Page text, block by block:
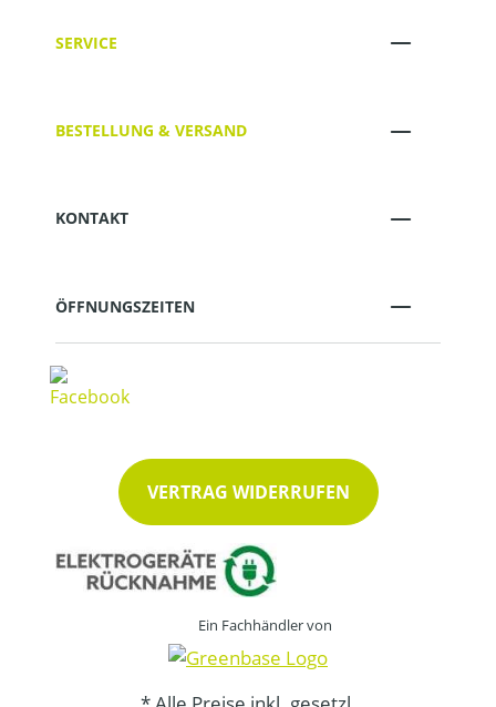
SERVICE
BESTELLUNG & VERSAND
KONTAKT
ÖFFNUNGSZEITEN
VERTRAG WIDERRUFEN
Ein Fachhändler von